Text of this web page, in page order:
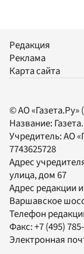
Редакция
Реклама
Карта сайта
© АО «Газета.Ру»
Название:
Учредитель:АО
7743625728
Адрес
улица, дом 67
Адрес редакции
Варшавское
Телефон
Факс:+7 (495)
Электронная